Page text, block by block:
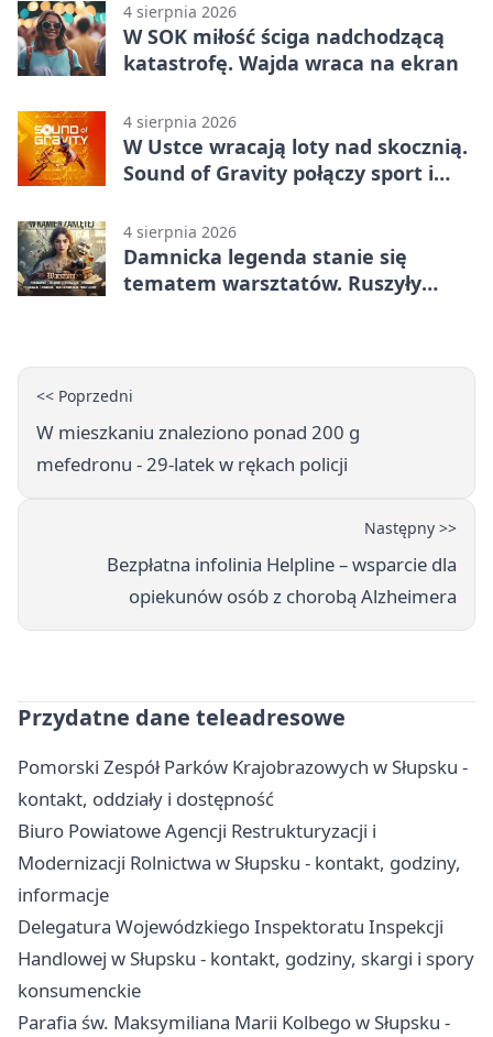
4 sierpnia 2026
W SOK miłość ściga nadchodzącą
katastrofę. Wajda wraca na ekran
4 sierpnia 2026
W Ustce wracają loty nad skocznią.
Sound of Gravity połączy sport i
4 sierpnia 2026
Damnicka legenda stanie się
tematem warsztatów. Ruszyły
<< Poprzedni
W mieszkaniu znaleziono ponad 200 g
mefedronu - 29-latek w rękach policji
Następny >>
Bezpłatna infolinia Helpline – wsparcie dla
opiekunów osób z chorobą Alzheimera
Przydatne dane teleadresowe
Pomorski Zespół Parków Krajobrazowych w Słupsku -
kontakt, oddziały i dostępność
Biuro Powiatowe Agencji Restrukturyzacji i
Modernizacji Rolnictwa w Słupsku - kontakt, godziny,
informacje
Delegatura Wojewódzkiego Inspektoratu Inspekcji
Handlowej w Słupsku - kontakt, godziny, skargi i spory
konsumenckie
Parafia św. Maksymiliana Marii Kolbego w Słupsku -